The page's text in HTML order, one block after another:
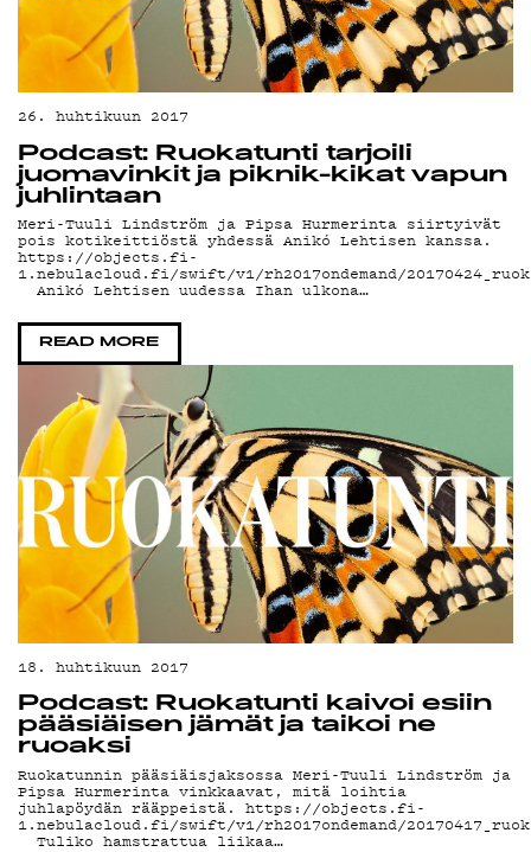
26. huhtikuun 2017
Podcast: Ruokatunti tarjoili
juomavinkit ja piknik-kikat vapun
juhlintaan
Meri-Tuuli Lindström ja Pipsa Hurmerinta siirtyivät
pois kotikeittiöstä yhdessä Anikó Lehtisen kanssa.
https://objects.fi-
1.nebulacloud.fi/swift/v1/rh2017ondemand/
Anikó Lehtisen uudessa Ihan ulkona…
READ MORE
18. huhtikuun 2017
Podcast: Ruokatunti kaivoi esiin
pääsiäisen jämät ja taikoi ne
ruoaksi
Ruokatunnin pääsiäisjaksossa Meri-Tuuli Lindström ja
Pipsa Hurmerinta vinkkaavat, mitä loihtia
juhlapöydän rääppeistä. https://objects.fi-
1.nebulacloud.fi/swift/v1/rh2017ondemand/
Tuliko hamstrattua liikaa…